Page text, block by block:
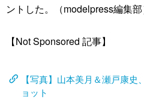
ントした。（modelpress編集部
【Not Sponsored 記事】
【写真】山本美月＆瀬戸康
ョット